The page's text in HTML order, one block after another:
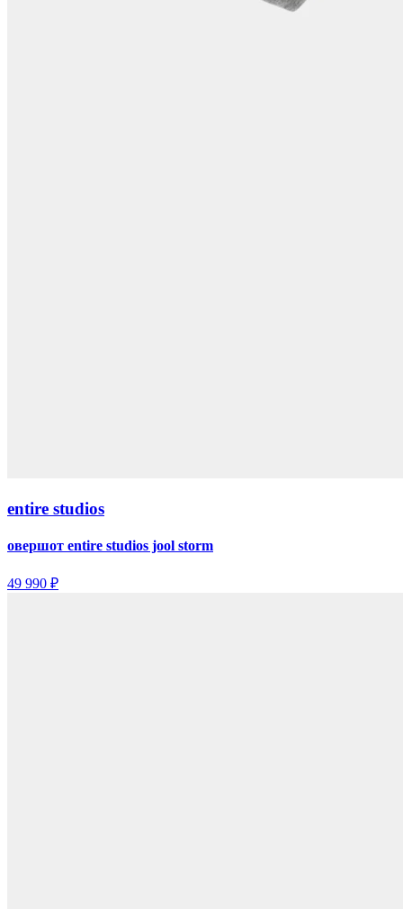
entire studios
овершот entire studios jool storm
49 990 ₽